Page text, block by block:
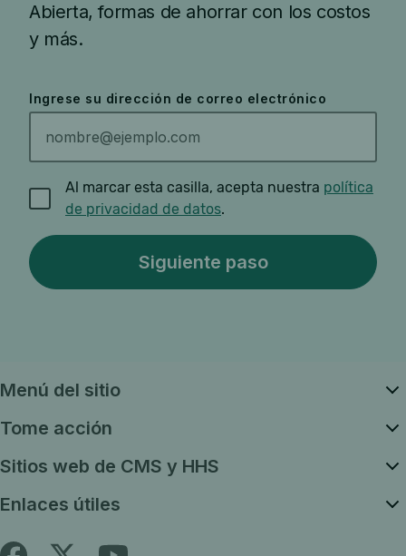
Abierta, formas de ahorrar con los costos
y más.
Ingrese su dirección de correo electrónico
Al marcar esta casilla, acepta nuestra política
de privacidad de datos.
Menú del sitio
Tome acción
Sitios web de CMS y HHS
Enlaces útiles